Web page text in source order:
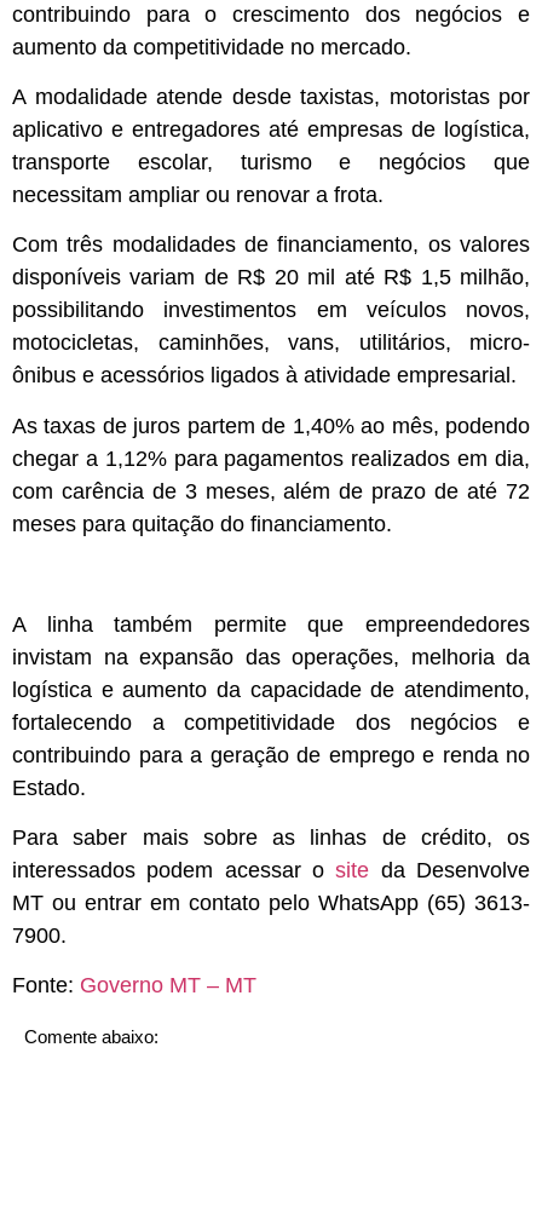
contribuindo para o crescimento dos negócios e
aumento da competitividade no mercado.
A modalidade atende desde taxistas, motoristas por
aplicativo e entregadores até empresas de logística,
transporte escolar, turismo e negócios que
necessitam ampliar ou renovar a frota.
Com três modalidades de financiamento, os valores
disponíveis variam de R$ 20 mil até R$ 1,5 milhão,
possibilitando investimentos em veículos novos,
motocicletas, caminhões, vans, utilitários, micro-
ônibus e acessórios ligados à atividade empresarial.
As taxas de juros partem de 1,40% ao mês, podendo
chegar a 1,12% para pagamentos realizados em dia,
com carência de 3 meses, além de prazo de até 72
meses para quitação do financiamento.
A linha também permite que empreendedores
invistam na expansão das operações, melhoria da
logística e aumento da capacidade de atendimento,
fortalecendo a competitividade dos negócios e
contribuindo para a geração de emprego e renda no
Estado.
Para saber mais sobre as linhas de crédito, os
interessados podem acessar osite da Desenvolve
MT ou entrar em contato pelo WhatsApp (65) 3613-
7900.
Fonte: Governo MT – MT
Comente abaixo: